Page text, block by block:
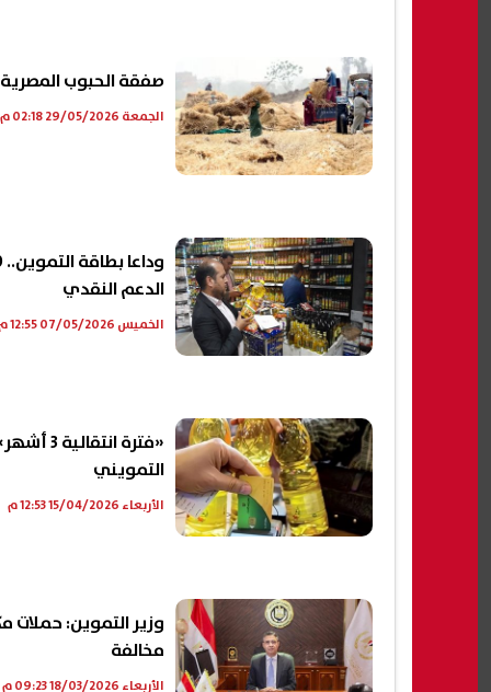
صفقة الحبوب
الجمعة 29/05/2026 02:18 م
الدعم النقدي
الخميس 07/05/2026 12:55 م
«فترة
التمويني
الأربعاء 15/04/2026 12:53 م
مخالفة
الأربعاء 18/03/2026 09:23 م